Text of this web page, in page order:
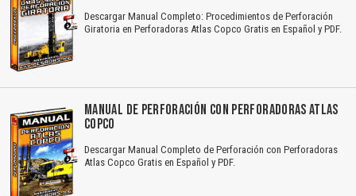
Descargar Manual Completo: Procedimientos de Perforación
Giratoria en Perforadoras Atlas Copco Gratis en Español y PDF.
MANUAL DE PERFORACIÓN CON PERFORADORAS ATLAS
COPCO
Descargar Manual Completo de Perforación con Perforadoras
Atlas Copco Gratis en Español y PDF.